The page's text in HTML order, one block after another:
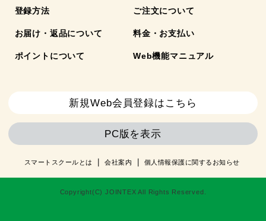
登録方法 ご注文について
お届け・返品について 料金・お支払い
ポイントについて Web機能マニュアル
新規Web会員登録はこちら
PC版を表示
スマートスクールとは 会社案内 個人情報保護に関するお知らせ
Copyright(C) JOINTEX All Rights Reserved.